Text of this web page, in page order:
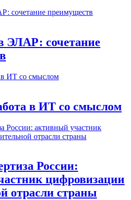
ЭЛАР: сочетание
в ИТ со смыслом
России:
цифровизации
отрасли страны